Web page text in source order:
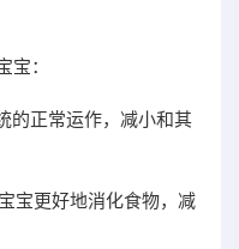
：
的正常运作，减小和其
宝更好地消化食物，减